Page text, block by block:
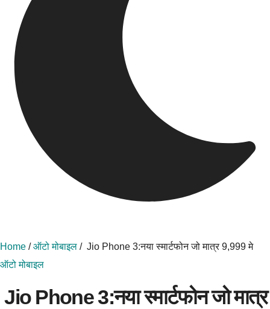
Home /ऑटो मोबाइल / Jio Phone 3:नया स्मार्टफोन जो मात्र 9,999 मे
ऑटो मोबाइल
Jio Phone 3:नया स्मार्टफोन जो मात्र